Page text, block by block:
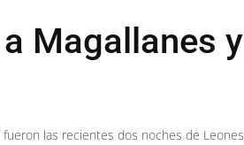
Magallanes y
las recientes dos noches de Leones